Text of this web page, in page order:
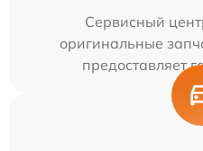
Сервисный
оригинальные
предоставляет